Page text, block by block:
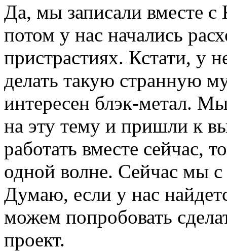
Да, мы записали вместе
потом у нас начались
пристрастиях. Кстати, у
делать такую странную
интересен блэк-метал.
на эту тему и пришли к
работать вместе сейчас,
одной волне. Сейчас мы
Думаю, если у нас
можем попробовать
проект.